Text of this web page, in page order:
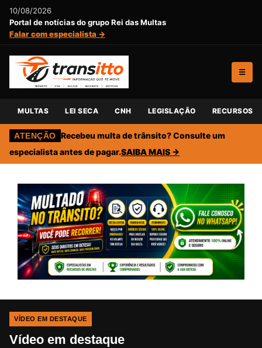
10/08/2026
Portal de notícias do grupo Rei das Multas
Falar com especialista →
☰
MULTAS LEI SECA CNH LEGISLAÇÃO RECURSOS
ATENÇÃO Recebeu multa de trânsito? Consulte um
especialista antes de pagar.SAIBA MAIS →
VÍDEO EM DESTAQUE
Vídeo em destaque